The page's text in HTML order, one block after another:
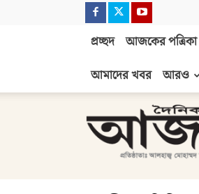
প্রচ্ছদ আজকের পত্রিকা
আমাদের খবর
আরও
আজাদী